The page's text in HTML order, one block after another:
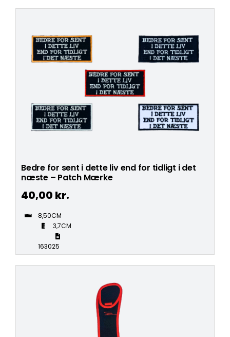
Bedre for sent i dette liv end for tidligt i det
næste – Patch Mærke
40,00 kr.
8,50CM
3,7CM
163025